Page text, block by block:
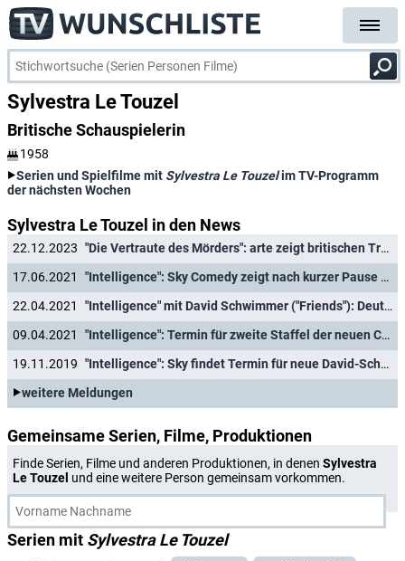
Sylvestra Le Touzel
Britische Schauspielerin
1958
Serien und Spielfilme mit Sylvestra Le Touzelim TV-Programm
der nächsten Wochen
Sylvestra Le Touzel in den News
22.12.2023
"Die Vertraute des Mörders": arte zeigt britischen True-Crime-Zweiteiler mit Dominic West
17.06.2021
"Intelligence": Sky Comedy zeigt nach kurzer Pause auch zweite Staffel
22.04.2021
"Intelligence" mit David Schwimmer ("Friends"): Deutschlandpremiere angekündigt
09.04.2021
"Intelligence": Termin für zweite Staffel der neuen Comedy von David Schwimmer ("Friends")
19.11.2019
"Intelligence": Sky findet Termin für neue David-Schwimmer-Comedy
weitere Meldungen
Gemeinsame Serien, Filme, Produktionen
Finde Serien, Filme und anderen Produktionen, in denen Sylvestra
Le Touzel und eine weitere Person gemeinsam vorkommen.
Serien mit Sylvestra Le Touzel